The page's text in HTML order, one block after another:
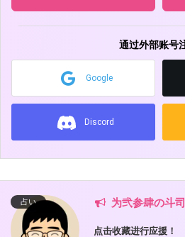
通过外部账号
Google
Discord
占い 为弐参肆の斗
点击收藏进行应援！